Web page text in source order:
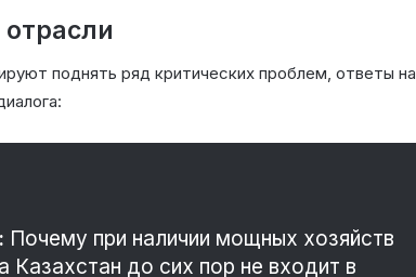
поднять ряд критических проблем, ответы на
Почему при наличии мощных хозяйств
Казахстан до сих пор не входит в